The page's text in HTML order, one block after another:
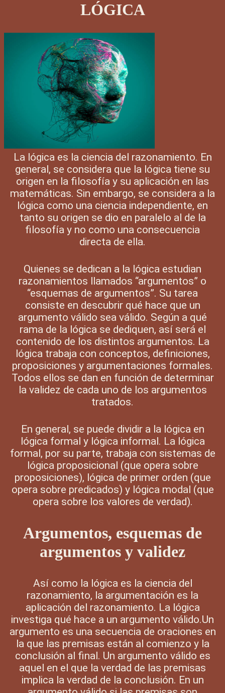
LÓGICA
La lógica es la ciencia del razonamiento. En
general, se considera que la lógica tiene su
origen en la filosofía y su aplicación en las
matemáticas. Sin embargo, se considera a la
lógica como una ciencia independiente, en
tanto su origen se dio en paralelo al de la
filosofía y no como una consecuencia
directa de ella.
Quienes se dedican a la lógica estudian
razonamientos llamados “argumentos” o
“esquemas de argumentos”. Su tarea
consiste en descubrir qué hace que un
argumento válido sea válido. Según a qué
rama de la lógica se dediquen, así será el
contenido de los distintos argumentos. La
lógica trabaja con conceptos, definiciones,
proposiciones y argumentaciones formales.
Todos ellos se dan en función de determinar
la validez de cada uno de los argumentos
tratados.
En general, se puede dividir a la lógica en
lógica formal y lógica informal. La lógica
formal, por su parte, trabaja con sistemas de
lógica proposicional (que opera sobre
proposiciones), lógica de primer orden (que
opera sobre predicados) y lógica modal (que
opera sobre los valores de verdad).
Argumentos, esquemas de
argumentos y validez
Así como la lógica es la ciencia del
razonamiento, la argumentación es la
aplicación del razonamiento. La lógica
investiga qué hace a un argumento válido.Un
argumento es una secuencia de oraciones en
la que las premisas están al comienzo y la
conclusión al final. Un argumento válido es
aquel en el que la verdad de las premisas
implica la verdad de la conclusión. En un